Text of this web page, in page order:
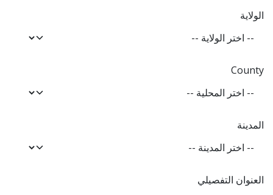
الولاية
County
المدينة
العنوان التفصيلي